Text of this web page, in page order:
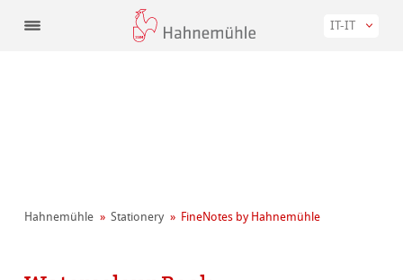
IT-IT
Hahnemühle Stationery FineNotes by Hahnemühle